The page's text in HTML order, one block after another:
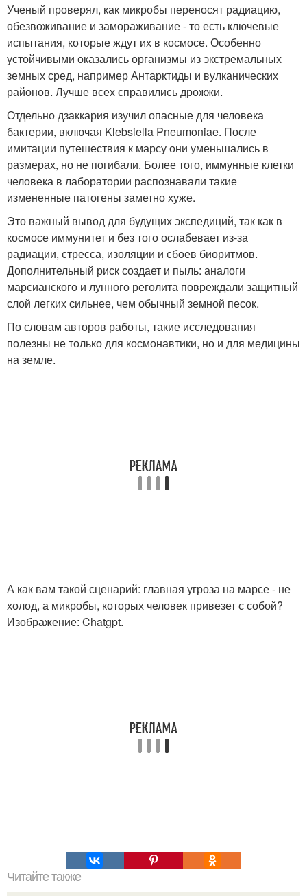
Ученый проверял, как микробы переносят радиацию,
обезвоживание и замораживание - то есть ключевые
испытания, которые ждут их в космосе. Особенно
устойчивыми оказались организмы из экстремальных
земных сред, например Антарктиды и вулканических
районов. Лучше всех справились дрожжи.
Отдельно дзаккария изучил опасные для человека
бактерии, включая Klebsiella Pneumoniae. После
имитации путешествия к марсу они уменьшались в
размерах, но не погибали. Более того, иммунные клетки
человека в лаборатории распознавали такие
измененные патогены заметно хуже.
Это важный вывод для будущих экспедиций, так как в
космосе иммунитет и без того ослабевает из-за
радиации, стресса, изоляции и сбоев биоритмов.
Дополнительный риск создает и пыль: аналоги
марсианского и лунного реголита повреждали защитный
слой легких сильнее, чем обычный земной песок.
По словам авторов работы, такие исследования
полезны не только для космонавтики, но и для медицины
на земле.
А как вам такой сценарий: главная угроза на марсе - не
холод, а микробы, которых человек привезет с собой?
Изображение: Chatgpt.
Читайте также